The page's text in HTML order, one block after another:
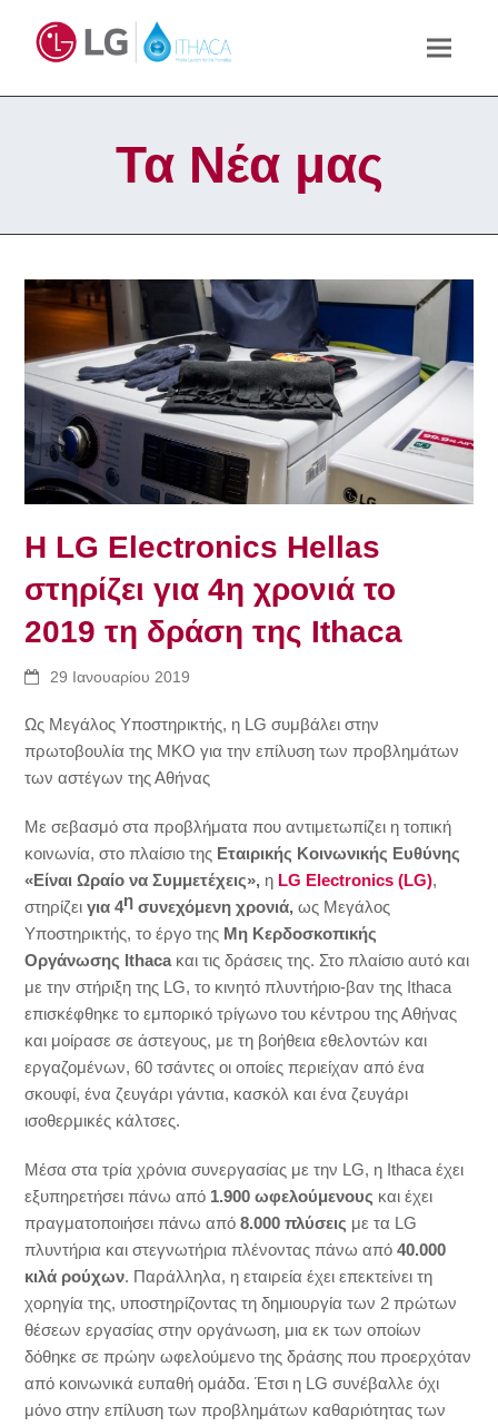
Τα Νέα μας
Η LG Electronics Hellas
στηρίζει για 4η χρονιά το
2019 τη δράση της Ithaca
29 Ιανουαρίου 2019
Ως Μεγάλος Υποστηρικτής, η LG συμβάλει στην
πρωτοβουλία της ΜΚΟ για την επίλυση των προβλημάτων
των αστέγων της Αθήνας
Με σεβασμό στα προβλήματα που αντιμετωπίζει η τοπική
κοινωνία, στο πλαίσιο της Εταιρικής Κοινωνικής Ευθύνης
«Είναι Ωραίο να Συμμετέχεις», η LG Electronics (LG),
στηρίζειγια 4η συνεχόμενη χρονιά, ως Μεγάλος
Υποστηρικτής, το έργο της Μη Κερδοσκοπικής
Οργάνωσης Ithaca και τις δράσεις της. Στο πλαίσιο αυτό και
με την στήριξη της LG, το κινητό πλυντήριο-βαν της Ithaca
επισκέφθηκε το εμπορικό τρίγωνο του κέντρου της Αθήνας
και μοίρασε σε άστεγους, με τη βοήθεια εθελοντών και
εργαζομένων, 60 τσάντες οι οποίες περιείχαν από ένα
σκουφί, ένα ζευγάρι γάντια, κασκόλ και ένα ζευγάρι
ισοθερμικές κάλτσες.
Μέσα στα τρία χρόνια συνεργασίας με την LG, η Ithaca έχει
εξυπηρετήσει πάνω από 1.900 ωφελούμενους και έχει
πραγματοποιήσει πάνω από8.000 πλύσεις με τα LG
πλυντήρια και στεγνωτήρια πλένοντας πάνω από40.000
κιλά ρούχων. Παράλληλα, η εταιρεία έχει επεκτείνει τη
χορηγία της, υποστηρίζοντας τη δημιουργία των 2 πρώτων
θέσεων εργασίας στην οργάνωση, μια εκ των οποίων
δόθηκε σε πρώην ωφελούμενο της δράσης που προερχόταν
από κοινωνικά ευπαθή ομάδα. Έτσι η LG συνέβαλλε όχι
μόνο στην επίλυση των προβλημάτων καθαριότητας των